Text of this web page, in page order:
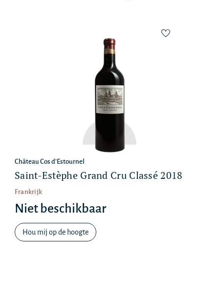
Château Cos d'Estournel
Saint-Estèphe Grand Cru Classé 2018
Frankrijk
Niet beschikbaar
Hou mij op de hoogte